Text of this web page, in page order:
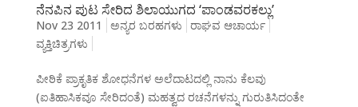
ನೆನಪಿನ ಪುಟ ಸೇರಿದ ಶಿಲಾಯುಗದ ‘ಪಾಂಡವರಕಲ್ಲು’
Nov 23 2011 ಅನ್ಯರ ಬರಹಗಳು ರಾಘವ ಆಚಾರ್ಯ
ವ್ಯಕ್ತಿಚಿತ್ರಗಳು
ಪೀಠಿಕೆ ಪ್ರಾಕೃತಿಕ ಶೋಧನೆಗಳ ಅಲೆದಾಟದಲ್ಲಿ ನಾನು ಕೆಲವು
(ಐತಿಹಾಸಿಕವೂ ಸೇರಿದಂತೆ) ಮಹತ್ವದ ರಚನೆಗಳನ್ನು ಗುರುತಿಸಿದಂತೇ